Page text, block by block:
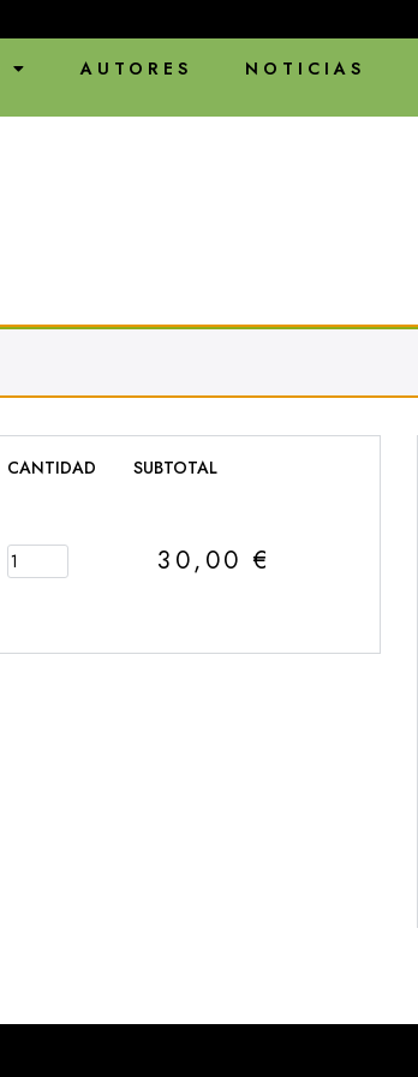
AUTORES NOTICIAS
CANTIDAD SUBTOTAL
30,00€